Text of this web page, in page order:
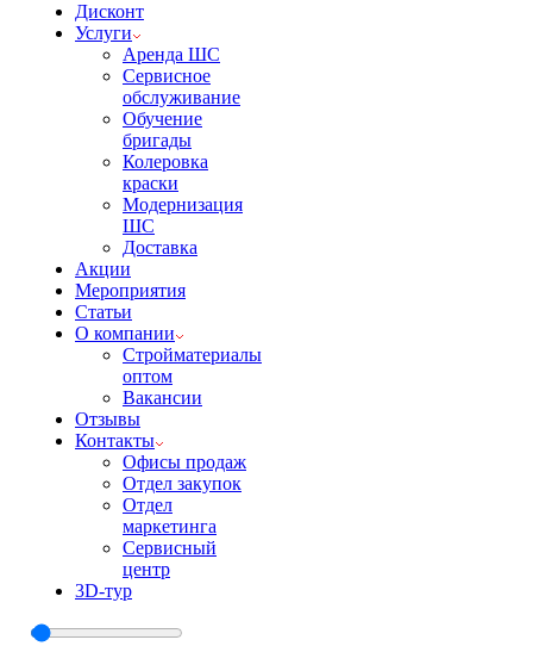
Дисконт
Услуги
Аренда ШС
Сервисное
обслуживание
Обучение
бригады
Колеровка
краски
Модернизация
ШС
Доставка
Акции
Мероприятия
Статьи
О компании
Стройматериалы
оптом
Вакансии
Отзывы
Контакты
Офисы продаж
Отдел закупок
Отдел
маркетинга
Сервисный
центр
3D-тур